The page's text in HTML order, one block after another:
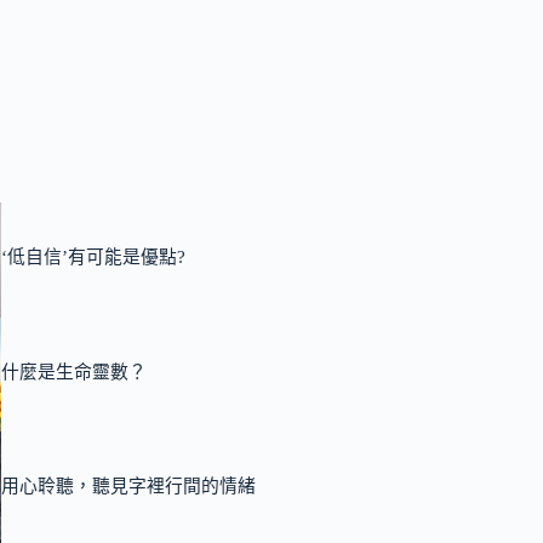
‘低自信’有可能是優點?
什麼是生命靈數？
用心聆聽，聽見字裡行間的情緒